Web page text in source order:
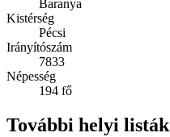
Baranya
Kistérség
Pécsi
Irányítószám
7833
Népesség
194 fő
További helyi listák